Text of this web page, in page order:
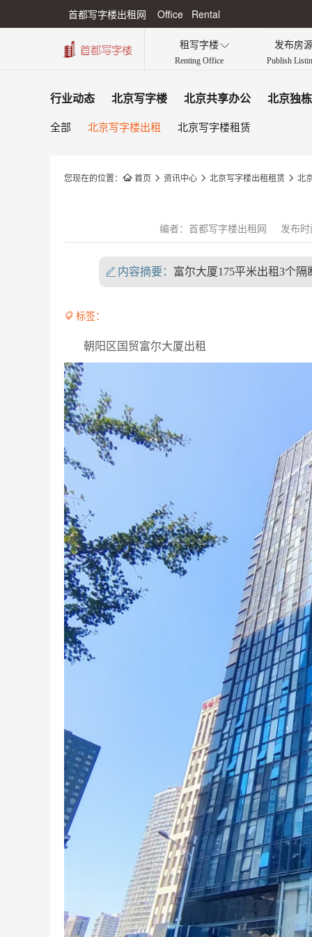
首都写字楼出租网 Office Rental
租写字楼
Renting Office
 发布房
Publish
行业动态 北京写字楼 北京共享办公 北京独
全部 北京写字楼出租 北京写字楼租赁
您现在的位置：  首页  资讯中心  北京写字楼出租租赁  北
编者：首都写字楼出租网 发布
 内容摘要： 富尔大厦175平米出租3个隔
 标签：
朝阳区国贸富尔大厦出租